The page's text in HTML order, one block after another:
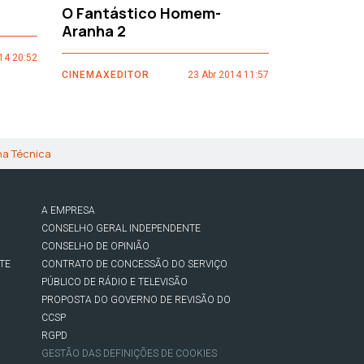
20:52
O Fantástico Homem-
Aranha 2
CINEMAXEDITOR 23 Abr 2014 11:57
Técnica
A EMPRESA
CONSELHO GERAL INDEPENDENTE
CONSELHO DE OPINIÃO
CONTRATO DE CONCESSÃO DO SERVIÇO
PÚBLICO DE RÁDIO E TELEVISÃO
PROPOSTA DO GOVERNO DE REVISÃO DO
CCSP
RGPD
GESTÃO DAS DEFINIÇÕES DE COOKIES